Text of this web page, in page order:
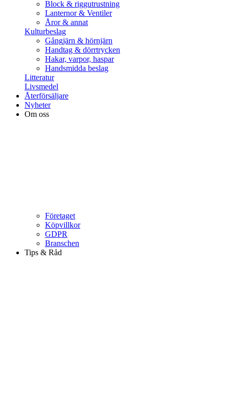
Block & riggutrustning
Lanternor & Ventiler
Åror & annat
Kulturbeslag
Gångjärn & hörnjärn
Handtag & dörrtrycken
Hakar, varpor, haspar
Handsmidda beslag
Litteratur
Livsmedel
Återförsäljare
Nyheter
Om oss
Företaget
Köpvillkor
GDPR
Branschen
Tips & Råd